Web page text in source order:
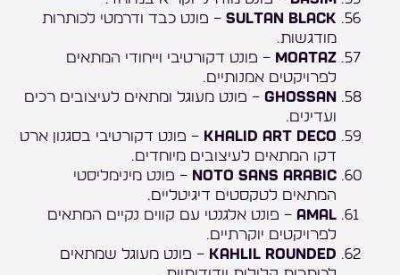
Sultan Black – פונט כבד ודרמטי לכותרות
מודגשות.
Moataz – פונט דקורטיבי וייחודי המתאים
לפרויקטים אמנותיים.
Ghossan – פונט מעוגל ומתאים לעיצובים רכים
ועדינים.
Khalid Art Deco – פונט דקורטיבי בסגנון ארט
דקו המתאים לעיצובים מיוחדים.
Noto Sans Arabic – פונט מינימליסטי
המתאים לטקסטים דיגיטליים.
Amal – פונט אלגנטי עם קווים נקיים המתאים
לפרויקטים יוקרתיים.
Kahlil Rounded – פונט מעוגל שמתאים